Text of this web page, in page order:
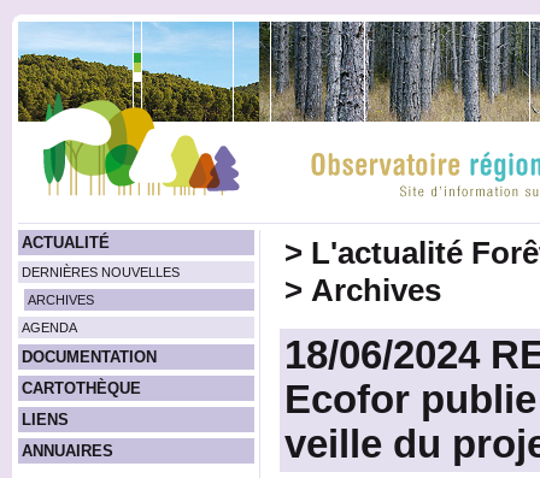
ACTUALITÉ
DERNIÈRES NOUVELLES
ARCHIVES
AGENDA
DOCUMENTATION
CARTOTHÈQUE
LIENS
ANNUAIRES
> L'actualité
> Archives
18/06/2024
Ecofor
veille du